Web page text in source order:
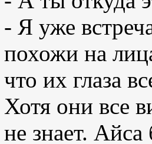
- Я уже
похожи на
что их глаза
Хотя они все
не знает.